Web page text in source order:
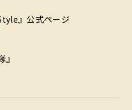
』公式ページ